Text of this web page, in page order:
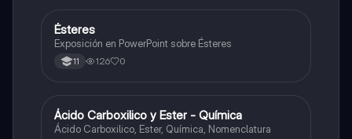
Química
Ésteres
Exposición en PowerPoint sobre Ésteres
11 126 0
Química
Ácido Carboxilico y Ester - Química
Ácido Carboxilico, Ester, Química, Nomenclatura